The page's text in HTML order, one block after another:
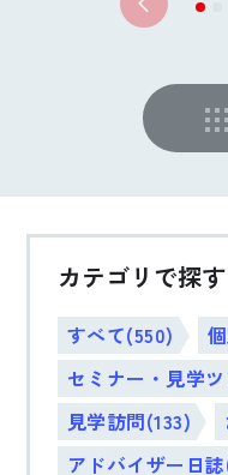
カテゴリで探す
すべて(550)
セミナー・見学
見学訪問(133)
アドバイザー日